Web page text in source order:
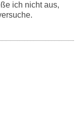
ich nicht aus,